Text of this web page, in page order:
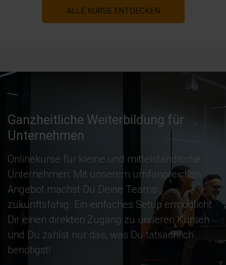
ALLE KURSE ENTDECKEN
Ganzheitliche Weiterbildung für
Unternehmen
Onlinekurse für kleine und mittelständische
Unternehmen: Mit unserem umfangreichen
Angebot machst Du Deine Teams
zukunftsfähig. Ein einfaches Setup ermöglicht
Dir einen direkten Zugang zu unseren Kursen
und Du zahlst nur das, was Du tatsächlich
benötigst!